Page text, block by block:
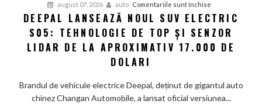
august 07, 2026 auto Comentariile sunt închise
Deepal
lansează
noul
DEEPAL LANSEAZĂ NOUL SUV ELECTRIC
S05: TEHNOLOGIE DE TOP ȘI SENZOR
LIDAR DE LA APROXIMATIV 17.000 DE
DOLARI
Brandul de vehicule electrice Deepal, deținut de gigantul auto
chinez Changan Automobile, a lansat oficial versiunea...